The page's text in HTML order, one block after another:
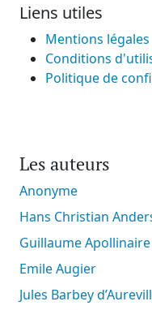
Liens utiles
Mentions légales
Conditions
Politique de
Les auteurs
Anonyme
Hans Christian
Guillaume Apollinaire
Emile Augier
Jules Barbey